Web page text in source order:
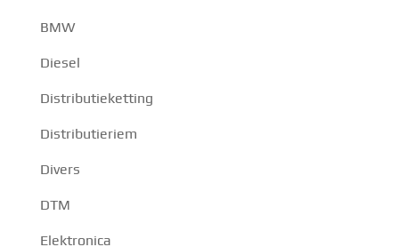
BMW
Diesel
Distributieketting
Distributieriem
Divers
DTM
Elektronica